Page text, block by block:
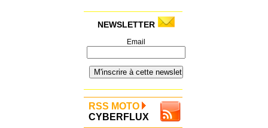
NEWSLETTER
Email
RSS MOTO
CYBERFLUX